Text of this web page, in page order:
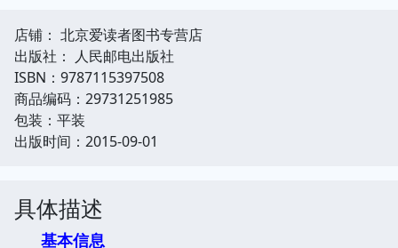
店铺： 北京爱读者图书专营店
出版社： 人民邮电出版社
ISBN：9787115397508
商品编码：29731251985
包装：平装
出版时间：2015-09-01
具体描述
基本信息